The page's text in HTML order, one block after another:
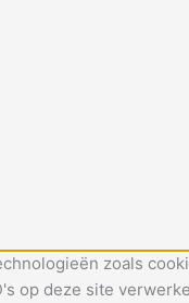
zoals
op deze site